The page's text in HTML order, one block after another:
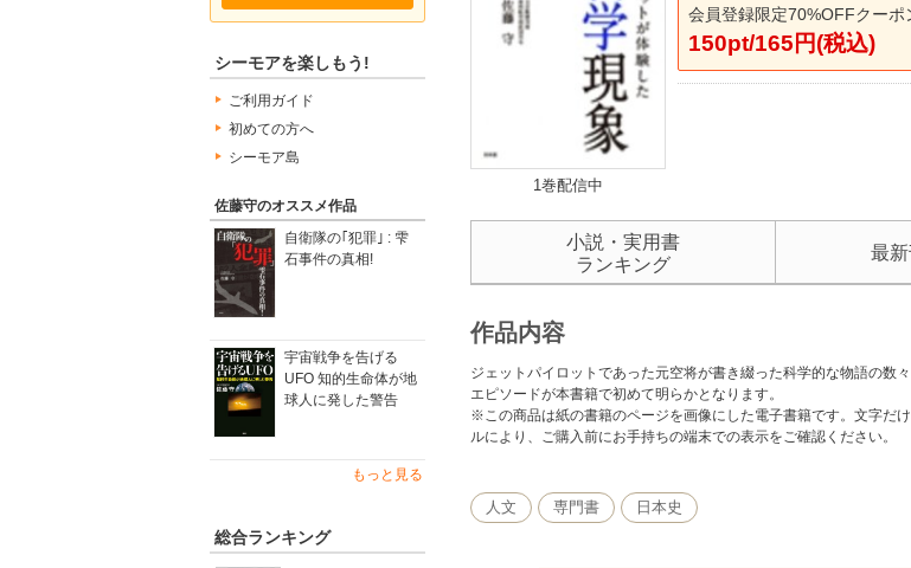
シーモアを楽しもう!
ご利用ガイド
初めての方へ
シーモア島
佐藤守のオススメ作品
自衛隊の｢犯罪｣ : 雫
石事件の真相!
宇宙戦争を告げる
UFO 知的生命体が地
球人に発した警告
もっと見る
総合ランキング
1巻配信中
会員登録限定70%OFFクーポ
150pt/165円(税込)
小説・実用書
ランキング
最
作品内容
ジェットパイロットであった元空将が書き綴った科学的な物語の数
エピソードが本書籍で初めて明らかとなります。
※この商品は紙の書籍のページを画像にした電子書籍です。文字だ
ルにより、ご購入前にお手持ちの端末での表示をご確認ください。
人文 専門書 日本史